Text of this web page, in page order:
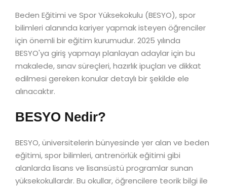
Beden Eğitimi ve Spor Yüksekokulu (BESYO), spor
bilimleri alanında kariyer yapmak isteyen öğrenciler
için önemli bir eğitim kurumudur. 2025 yılında
BESYO'ya giriş yapmayı planlayan adaylar için bu
makalede, sınav süreçleri, hazırlık ipuçları ve dikkat
edilmesi gereken konular detaylı bir şekilde ele
alınacaktır.
BESYO Nedir?
BESYO, üniversitelerin bünyesinde yer alan ve beden
eğitimi, spor bilimleri, antrenörlük eğitimi gibi
alanlarda lisans ve lisansüstü programlar sunan
yüksekokullardır. Bu okullar, öğrencilere teorik bilgi ile